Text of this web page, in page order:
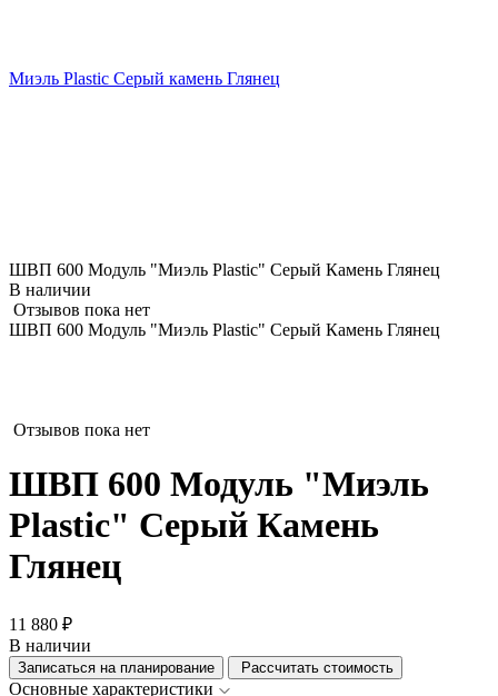
Миэль Plastic Серый камень Глянец
ШВП 600 Модуль "Миэль Plastic" Серый Камень Глянец
В наличии
Отзывов пока нет
ШВП 600 Модуль "Миэль Plastic" Серый Камень Глянец
Отзывов пока нет
ШВП 600 Модуль "Миэль
Plastic" Серый Камень
Глянец
11 880 ₽
В наличии
Записаться на планирование Рассчитать стоимость
Основные характеристики